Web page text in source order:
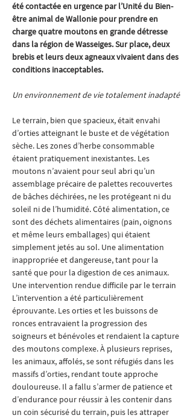
été contactée en urgence par l’Unité du Bien-
être animal de Wallonie pour prendre en
charge quatre moutons en grande détresse
dans la région de Wasseiges. Sur place, deux
brebis et leurs deux agneaux vivaient dans des
conditions inacceptables.
Un environnement de vie totalement inadapté
Le terrain, bien que spacieux, était envahi
d’orties atteignant le buste et de végétation
sèche. Les zones d’herbe consommable
étaient pratiquement inexistantes. Les
moutons n’avaient pour seul abri qu’un
assemblage précaire de palettes recouvertes
de bâches déchirées, ne les protégeant ni du
soleil ni de l’humidité. Côté alimentation, ce
sont des déchets alimentaires (pain, oignons
et même leurs emballages) qui étaient
simplement jetés au sol. Une alimentation
inappropriée et dangereuse, tant pour la
santé que pour la digestion de ces animaux.
Une intervention rendue difficile par le terrain
L’intervention a été particulièrement
éprouvante. Les orties et les buissons de
ronces entravaient la progression des
soigneurs et bénévoles et rendaient la capture
des moutons complexe. À plusieurs reprises,
les animaux, affolés, se sont réfugiés dans les
massifs d’orties, rendant toute approche
douloureuse. Il a fallu s’armer de patience et
d’endurance pour réussir à les contenir dans
un coin sécurisé du terrain, puis les attraper